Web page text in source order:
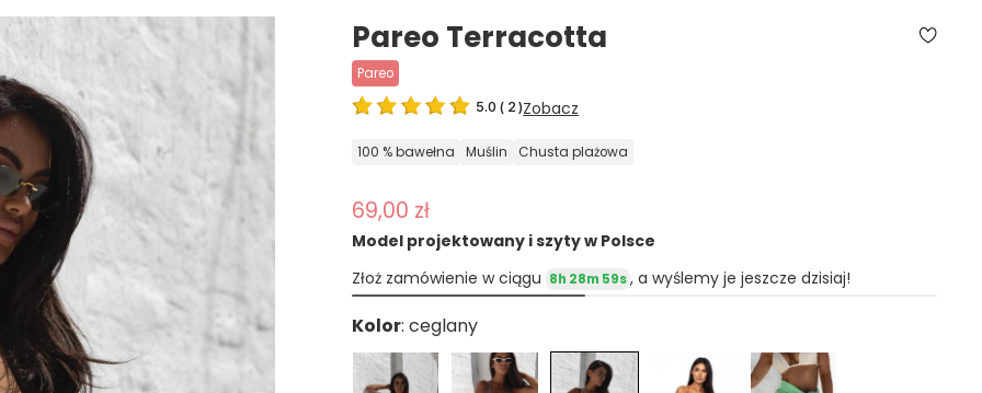
Pareo Terracotta
pareo
5.0 ( 2 )Zobacz
100 % bawełna muślin chusta plażowa
69,00 zł
Model projektowany i szyty w Polsce
Złoż zamówienie w ciągu 8h 28m 58s , a wyślemy je jeszcze dzisiaj!
Kolor